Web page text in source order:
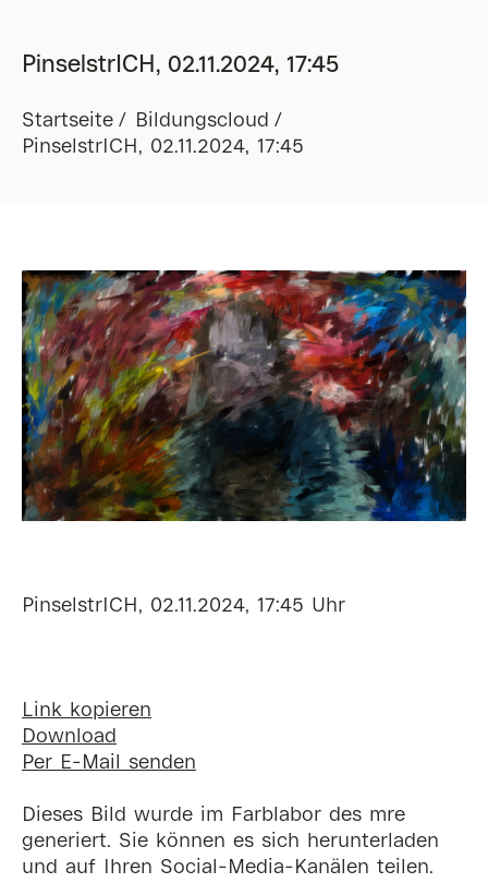
PinselstrICH, 02.11.2024, 17:45
Startseite
Bildungscloud
PinselstrICH, 02.11.2024, 17:45
PinselstrICH, 02.11.2024, 17:45 Uhr
Link kopieren
Download
Per E-Mail senden
Dieses Bild wurde im Farblabor des mre
generiert. Sie können es sich herunterladen
und auf Ihren Social-Media-Kanälen teilen.